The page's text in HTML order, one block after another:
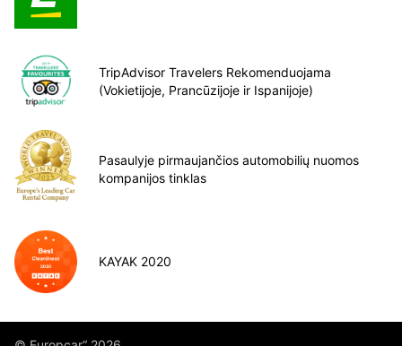
TripAdvisor Travelers Rekomenduojama
(Vokietijoje, Prancūzijoje ir Ispanijoje)
Pasaulyje pirmaujančios automobilių nuomos
kompanijos tinklas
KAYAK 2020